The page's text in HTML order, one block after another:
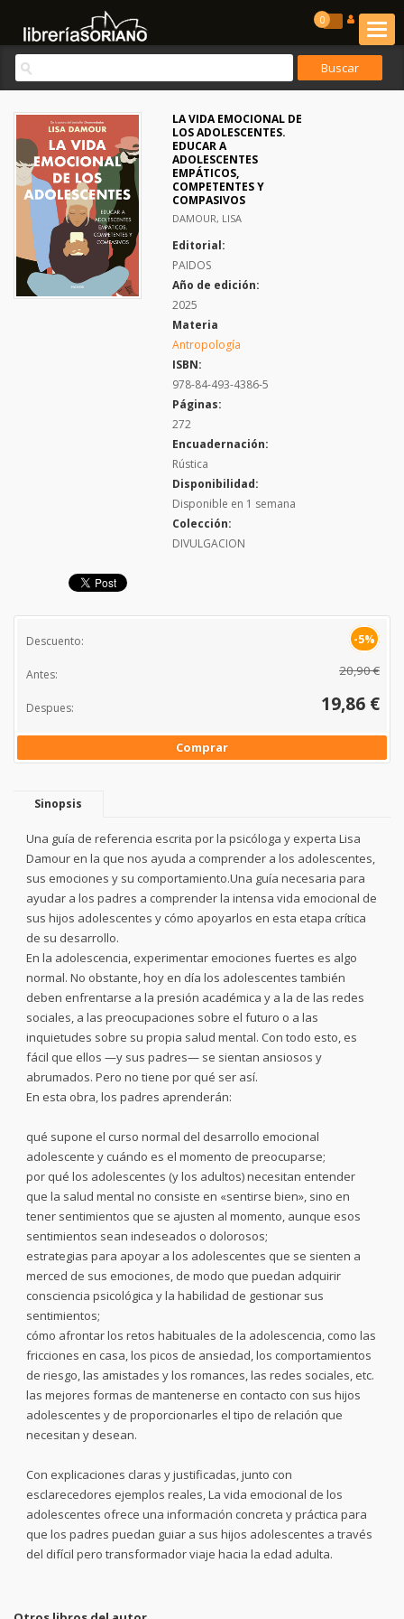
0
LA VIDA EMOCIONAL DE
LOS ADOLESCENTES.
EDUCAR A
ADOLESCENTES
EMPÁTICOS,
COMPETENTES Y
COMPASIVOS
DAMOUR, LISA
Editorial:
PAIDOS
Año de edición:
2025
Materia
Antropología
ISBN:
978-84-493-4386-5
Páginas:
272
Encuadernación:
Rústica
Disponibilidad:
Disponible en 1 semana
Colección:
DIVULGACION
Descuento: -5%
Antes: 20,90 €
Despues: 19,86 €
Comprar
Sinopsis
Una guía de referencia escrita por la psicóloga y experta Lisa
Damour en la que nos ayuda a comprender a los adolescentes,
sus emociones y su comportamiento.Una guía necesaria para
ayudar a los padres a comprender la intensa vida emocional de
sus hijos adolescentes y cómo apoyarlos en esta etapa crítica
de su desarrollo.
En la adolescencia, experimentar emociones fuertes es algo
normal. No obstante, hoy en día los adolescentes también
deben enfrentarse a la presión académica y a la de las redes
sociales, a las preocupaciones sobre el futuro o a las
inquietudes sobre su propia salud mental. Con todo esto, es
fácil que ellos —y sus padres— se sientan ansiosos y
abrumados. Pero no tiene por qué ser así.
En esta obra, los padres aprenderán:
qué supone el curso normal del desarrollo emocional
adolescente y cuándo es el momento de preocuparse;
por qué los adolescentes (y los adultos) necesitan entender
que la salud mental no consiste en «sentirse bien», sino en
tener sentimientos que se ajusten al momento, aunque esos
sentimientos sean indeseados o dolorosos;
estrategias para apoyar a los adolescentes que se sienten a
merced de sus emociones, de modo que puedan adquirir
consciencia psicológica y la habilidad de gestionar sus
sentimientos;
cómo afrontar los retos habituales de la adolescencia, como las
fricciones en casa, los picos de ansiedad, los comportamientos
de riesgo, las amistades y los romances, las redes sociales, etc.
las mejores formas de mantenerse en contacto con sus hijos
adolescentes y de proporcionarles el tipo de relación que
necesitan y desean.
Con explicaciones claras y justificadas, junto con
esclarecedores ejemplos reales, La vida emocional de los
adolescentes ofrece una información concreta y práctica para
que los padres puedan guiar a sus hijos adolescentes a través
del difícil pero transformador viaje hacia la edad adulta.